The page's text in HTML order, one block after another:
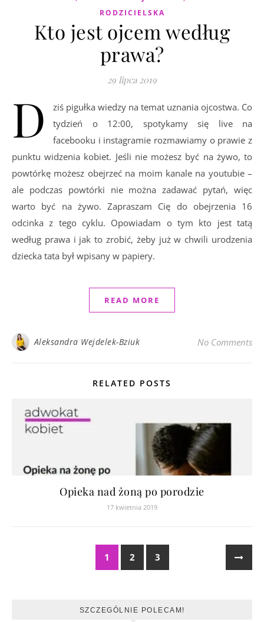
RODZICIELSKA
Kto jest ojcem według
prawa?
29 lipca 2019
D
ziś pigułka wiedzy na temat uznania ojcostwa. Co
tydzień o 12:00, spotykamy się live na
facebooku i instagramie rozmawiamy o prawie z
punktu widzenia kobiet. Jeśli nie możesz być na żywo, to
powtórkę możesz obejrzeć na moim kanale na youtubie –
ale podczas powtórki nie można zadawać pytań, więc
warto być na żywo. Zapraszam Cię do obejrzenia 16
odcinka z tego cyklu. Opowiadam o tym kto jest tatą
według prawa i jak to zrobić, żeby już w chwili urodzenia
dziecka tata był wpisany w papiery.
READ MORE
Aleksandra Wejdelek-Bziuk No Comments
RELATED POSTS
Opieka nad żoną po porodzie
17 kwietnia 2019
1 2 3
SZCZEGÓLNIE POLECAM!